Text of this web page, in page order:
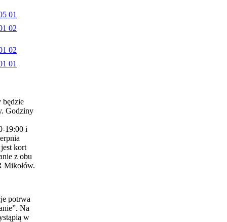
będzie
Godziny
19:00 i
kort
z obu
Mikołów.
potrwa
Na
w